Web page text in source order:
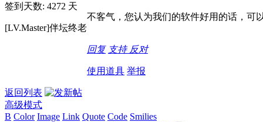
签到天数: 4272 天
[LV.Master]伴坛终老
不客气，您认为我们的软件好用的话，可
回复 支持 反对
使用道具 举报
返回列表
高级模式
B Color Image Link Quote Code Smilies